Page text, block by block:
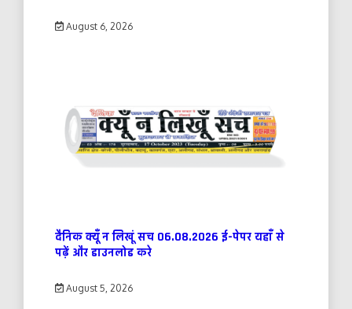
August 6, 2026
दैनिक क्यूँ न लिखूं सच 06.08.2026 ई-पेपर यहाँ से
पढ़ें और डाउनलोड करे
August 5, 2026